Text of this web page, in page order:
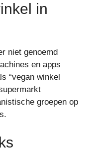
in
niet genoemd
en apps
“vegan winkel
groepen op